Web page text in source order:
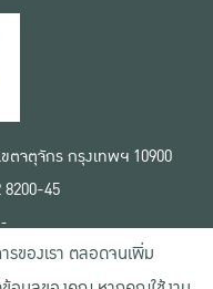
ตจตุจักร กรุงเทพฯ 10900
45
ซต์
าน
ตัว
รของเรา ตลอดจนเพิ่ม